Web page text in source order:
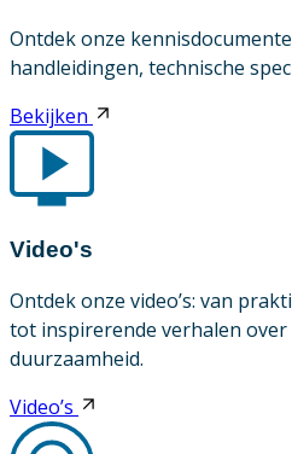
Ontdek onze
handleidingen, technische
Bekijken
Video's
Ontdek onze video’s: van
tot inspirerende verhalen
duurzaamheid.
Video’s